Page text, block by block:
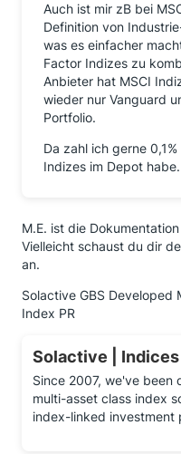
Auch ist mir zB bei
Definition von
was es einfacher
Factor Indizes zu
Anbieter hat MSCI
wieder nur Vanguard
Portfolio.
Da zahl ich gerne
Indizes im Depot habe.
M.E. ist die
Vielleicht schaust du dir
an.
Solactive GBS Developed
Index PR
Solactive | Indices
Since 2007, we've been
multi-asset class index
index-linked investment